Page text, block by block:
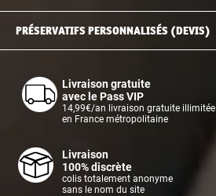
PRÉSERVATIFS PERSONNALISÉS (DEVIS)
Livraison gratuite
avec le Pass VIP
14,99€/an livraison gratuite illimitée
en France métropolitaine
Livraison
100% discrète
colis totalement anonyme
sans le nom du site